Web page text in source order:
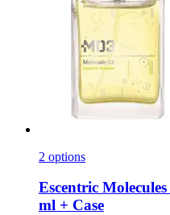
2 options
Escentric Molecules
ml + Case